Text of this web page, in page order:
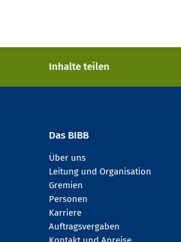
Inhalte teilen
Das BIBB
Über uns
Leitung und Organisation
Gremien
Personen
Karriere
Auftragsvergaben